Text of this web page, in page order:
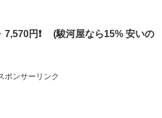
円❗ (駿河屋なら15% 安いの
ポンサーリンク